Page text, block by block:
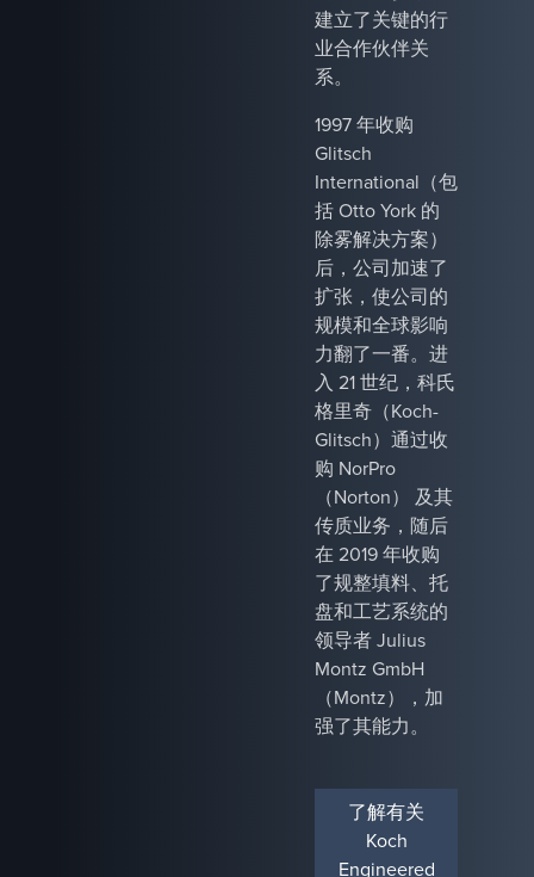
建立了关键的行
业合作伙伴关
系。
1997 年收购
Glitsch
International（包
括 Otto York 的
除雾解决方案）
后，公司加速了
扩张，使公司的
规模和全球影响
力翻了一番。进
入 21 世纪，科氏
格里奇（Koch-
Glitsch）通过收
购 NorPro
（Norton） 及其
传质业务，随后
在 2019 年收购
了规整填料、托
盘和工艺系统的
领导者 Julius
Montz GmbH
（Montz），加
强了其能力。
了解有关
Koch
Engineered